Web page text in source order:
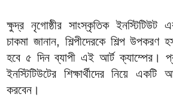
ক্ষুদ্র নৃগোষ্ঠীর সাংস্কৃতিক ইনস্টিটিউট
চাকমা জানান, শিল্পীদেরকে শিল্প উপকরণ
হবে ৫ দিন ব্যাপী এই আর্ট ক্যাম্পের।
ইনস্টিটিউটের শিক্ষার্থীদের নিয়ে একটি
করবেন।